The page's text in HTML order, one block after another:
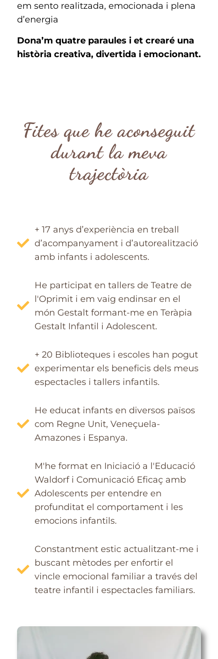
em sento realitzada, emocionada i plena
d’energia
Dona’m quatre paraules i et crearé una
història creativa, divertida i emocionant.
Fites que he aconseguit
durant la meva
trajectòria
+ 17 anys d’experiència en treball
d’acompanyament i d’autorealització
amb infants i adolescents.
He participat en tallers de Teatre de
l'Oprimit i em vaig endinsar en el
món Gestalt formant-me en Teràpia
Gestalt Infantil i Adolescent.
+ 20 Biblioteques i escoles han pogut
experimentar els beneficis dels meus
espectacles i tallers infantils.
He educat infants en diversos països
com Regne Unit, Veneçuela-
Amazones i Espanya.
M'he format en Iniciació a l'Educació
Waldorf i Comunicació Eficaç amb
Adolescents per entendre en
profunditat el comportament i les
emocions infantils.
Constantment estic actualitzant-me i
buscant mètodes per enfortir el
vincle emocional familiar a través del
teatre infantil i espectacles familiars.